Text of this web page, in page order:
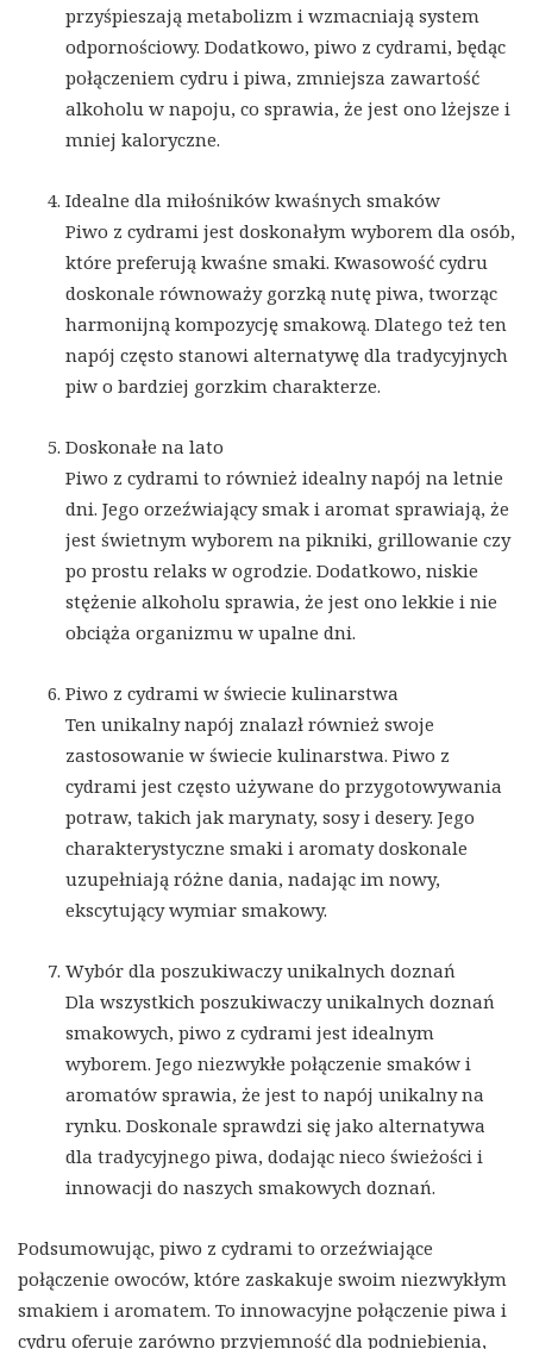
przyśpieszają metabolizm i wzmacniają system
odpornościowy. Dodatkowo, piwo z cydrami, będąc
połączeniem cydru i piwa, zmniejsza zawartość
alkoholu w napoju, co sprawia, że jest ono lżejsze i
mniej kaloryczne.
Idealne dla miłośników kwaśnych smaków
Piwo z cydrami jest doskonałym wyborem dla osób,
które preferują kwaśne smaki. Kwasowość cydru
doskonale równoważy gorzką nutę piwa, tworząc
harmonijną kompozycję smakową. Dlatego też ten
napój często stanowi alternatywę dla tradycyjnych
piw o bardziej gorzkim charakterze.
Doskonałe na lato
Piwo z cydrami to również idealny napój na letnie
dni. Jego orzeźwiający smak i aromat sprawiają, że
jest świetnym wyborem na pikniki, grillowanie czy
po prostu relaks w ogrodzie. Dodatkowo, niskie
stężenie alkoholu sprawia, że jest ono lekkie i nie
obciąża organizmu w upalne dni.
Piwo z cydrami w świecie kulinarstwa
Ten unikalny napój znalazł również swoje
zastosowanie w świecie kulinarstwa. Piwo z
cydrami jest często używane do przygotowywania
potraw, takich jak marynaty, sosy i desery. Jego
charakterystyczne smaki i aromaty doskonale
uzupełniają różne dania, nadając im nowy,
ekscytujący wymiar smakowy.
Wybór dla poszukiwaczy unikalnych doznań
Dla wszystkich poszukiwaczy unikalnych doznań
smakowych, piwo z cydrami jest idealnym
wyborem. Jego niezwykłe połączenie smaków i
aromatów sprawia, że jest to napój unikalny na
rynku. Doskonale sprawdzi się jako alternatywa
dla tradycyjnego piwa, dodając nieco świeżości i
innowacji do naszych smakowych doznań.
Podsumowując, piwo z cydrami to orzeźwiające
połączenie owoców, które zaskakuje swoim niezwykłym
smakiem i aromatem. To innowacyjne połączenie piwa i
cydru oferuje zarówno przyjemność dla podniebienia,